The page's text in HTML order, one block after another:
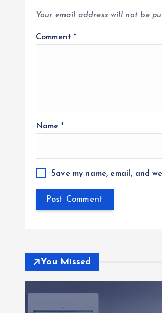
Your email address will not be
Comment*
Name *
Save my name, email, and
You Missed